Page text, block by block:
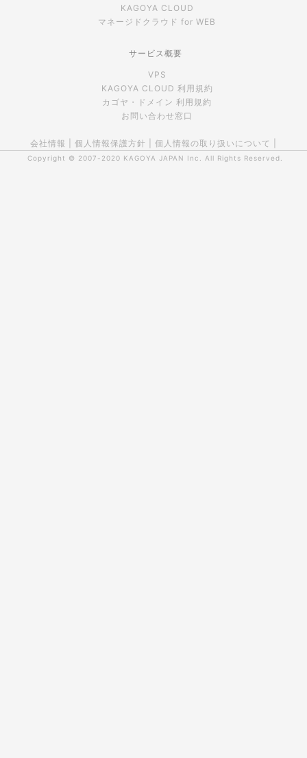
KAGOYA CLOUD
マネージドクラウド for WEB
サービス概要
VPS
KAGOYA CLOUD 利用規約
カゴヤ・ドメイン 利用規約
お問い合わせ窓口
会社情報 個人情報保護方針 個人情報の取り扱いについて
Copyright © 2007-2020 KAGOYA JAPAN Inc. All Rights Reserved.